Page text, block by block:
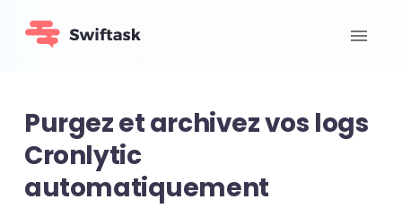
Purgez et archivez vos logs
Cronlytic
automatiquement